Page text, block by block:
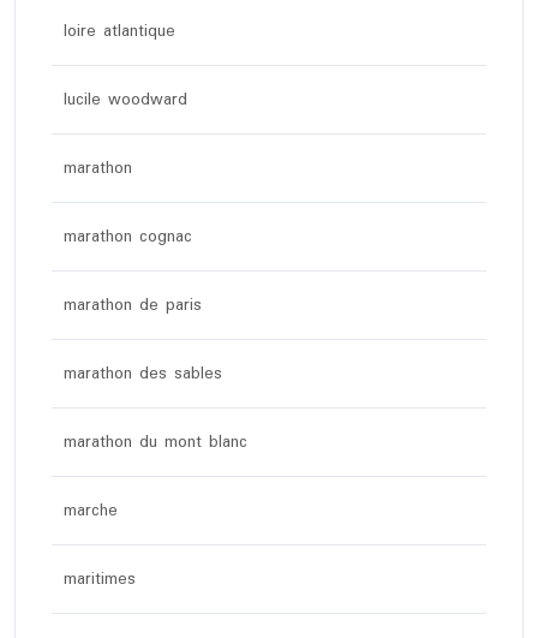
loire atlantique
lucile woodward
marathon
marathon cognac
marathon de paris
marathon des sables
marathon du mont blanc
marche
maritimes